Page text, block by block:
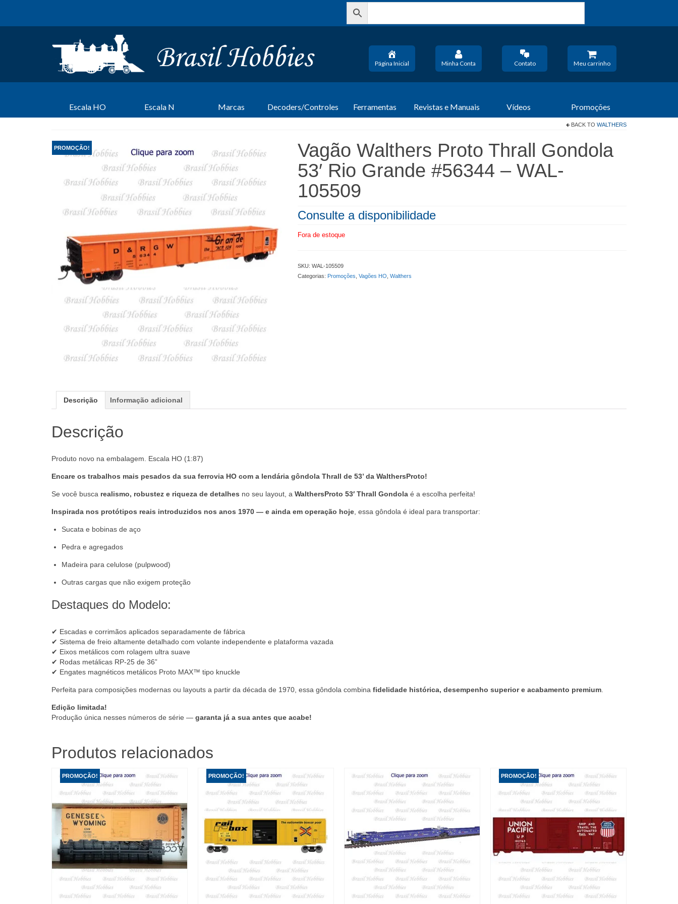
Página Inicial Minha Conta Contato Meu carrinho
Escala HO Escala N Marcas Decoders/Controles Ferramentas Revistas e Manuais Vídeos Promoções
BACK TO WALTHERS
PROMOÇÃO!
Vagão Walthers Proto Thrall Gondola
53′ Rio Grande #56344 – WAL-
105509
Consulte a disponibilidade
Fora de estoque
SKU: WAL-105509
Categorias: Promoções Vagões HO Walthers
Descrição Informação adicional
Descrição
Produto novo na embalagem. Escala HO (1:87)
Encare os trabalhos mais pesados da sua ferrovia HO com a lendária gôndola Thrall de 53’ da WalthersProto!
Se você busca realismo, robustez e riqueza de detalhes no seu layout, a WalthersProto 53′ Thrall Gondola é a escolha perfeita!
Inspirada nos protótipos reais introduzidos nos anos 1970 — e ainda em operação hoje , essa gôndola é ideal para transportar:
Sucata e bobinas de aço
Pedra e agregados
Madeira para celulose (pulpwood)
Outras cargas que não exigem proteção
Destaques do Modelo:
✔ Escadas e corrimãos aplicados separadamente de fábrica
✔ Sistema de freio altamente detalhado com volante independente e plataforma vazada
✔ Eixos metálicos com rolagem ultra suave
✔ Rodas metálicas RP-25 de 36”
✔ Engates magnéticos metálicos Proto MAX™ tipo knuckle
Perfeita para composições modernas ou layouts a partir da década de 1970, essa gôndola combina fidelidade histórica, desempenho superior e acabamento premium
Edição limitada!
Produção única nesses números de série — garanta já a sua antes que acabe!
Produtos relacionados
PROMOÇÃO! PROMOÇÃO! PROMOÇÃO!